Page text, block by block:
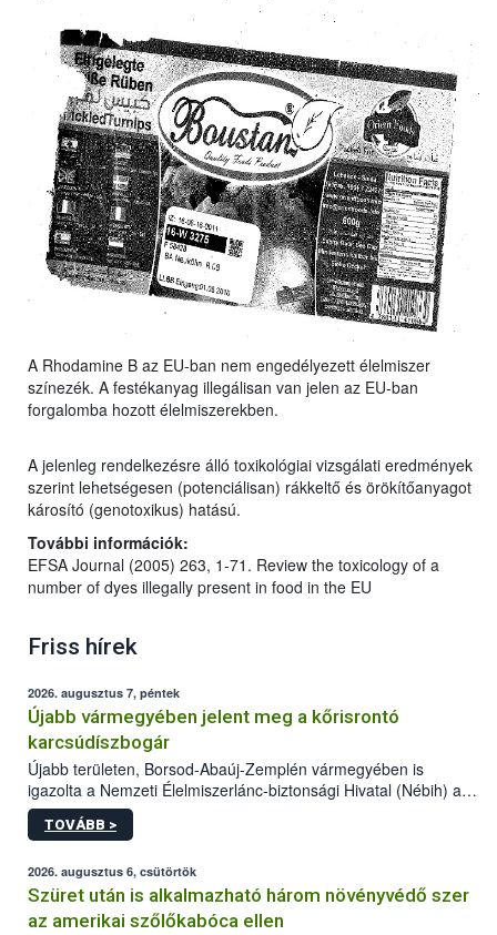
A Rhodamine B az EU-ban nem engedélyezett élelmiszer
színezék. A festékanyag illegálisan van jelen az EU-ban
forgalomba hozott élelmiszerekben.
A jelenleg rendelkezésre álló toxikológiai vizsgálati eredmények
szerint lehetségesen (potenciálisan) rákkeltő és örökítőanyagot
károsító (genotoxikus) hatású.
További információk:
EFSA Journal (2005) 263, 1-71. Review the toxicology of a
number of dyes illegally present in food in the EU
Friss hírek
2026. augusztus 7, péntek
Újabb vármegyében jelent meg a kőrisrontó
karcsúdíszbogár
Újabb területen, Borsod-Abaúj-Zemplén vármegyében is
igazolta a Nemzeti Élelmiszerlánc-biztonsági Hivatal (Nébih) a
kőrisrontó karcsúdíszbogár (Agrilus planipennis) jelenlétét. A
kártevőt nem csak színcsapdában találták meg, de már fertőzött
az intenzív felderítést, emellett az intézkedéseket a szlovák
hatósággal is összehangolják a terjedés megállítása érdekében.
TOVÁBB >
2026. augusztus 6, csütörtök
Szüret után is alkalmazható három növényvédő szer
az amerikai szőlőkabóca ellen